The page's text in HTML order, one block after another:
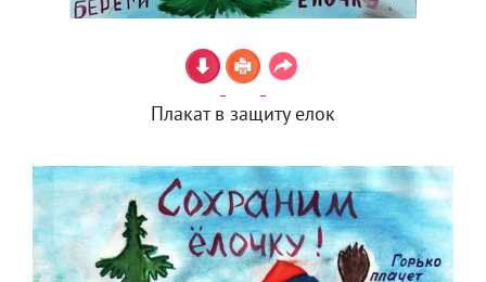
Плакат в защиту елок